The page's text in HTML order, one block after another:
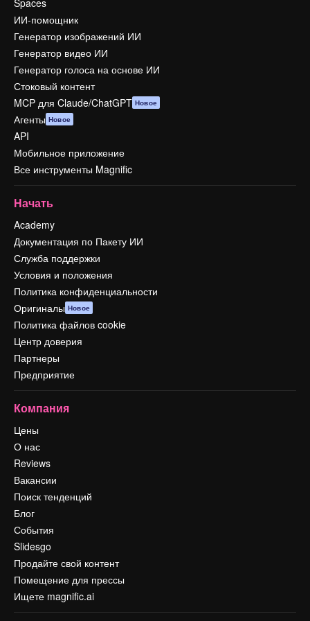
Spaces
ИИ-помощник
Генератор изображений ИИ
Генератор видео ИИ
Генератор голоса на основе ИИ
Стоковый контент
MCP для Claude/ChatGPT Новое
Агенты Новое
API
Мобильное приложение
Все инструменты Magnific
Начать
Academy
Документация по Пакету ИИ
Служба поддержки
Условия и положения
Политика конфиденциальности
Оригиналы Новое
Политика файлов cookie
Центр доверия
Партнеры
Предприятие
Компания
Цены
О нас
Reviews
Вакансии
Поиск тенденций
Блог
События
Slidesgo
Продайте свой контент
Помещение для прессы
Ищете magnific.ai